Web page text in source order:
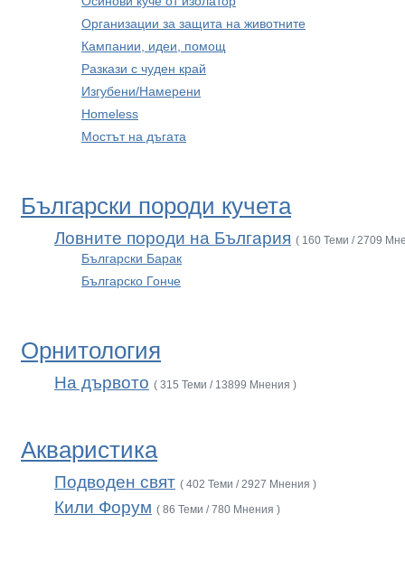
Организации за защита на животните
Кампании, идеи, помощ
Разкази с чуден край
Изгубени/Намерени
Homeless
Мостът на дъгата
Български породи кучета
Ловните породи на България ( 160 Теми / 2709
Български Барак
Българско Гонче
Орнитология
На дървото ( 315 Теми / 13899 Мнения )
Акваристика
Подводен свят ( 402 Теми / 2927 Мнения )
Кили Форум ( 86 Теми / 780 Мнения )